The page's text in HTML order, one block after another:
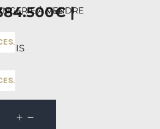
À VENDRE
|